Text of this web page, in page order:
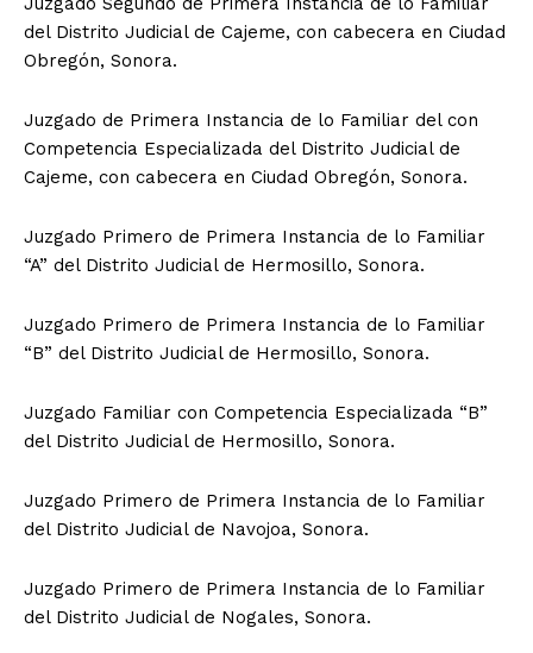
del Distrito Judicial de Cajeme, con cabecera en Ciudad
Obregón, Sonora.
Juzgado de Primera Instancia de lo Familiar del con
Competencia Especializada del Distrito Judicial de
Cajeme, con cabecera en Ciudad Obregón, Sonora.
Juzgado Primero de Primera Instancia de lo Familiar
“A” del Distrito Judicial de Hermosillo, Sonora.
Juzgado Primero de Primera Instancia de lo Familiar
“B” del Distrito Judicial de Hermosillo, Sonora.
Juzgado Familiar con Competencia Especializada “B”
del Distrito Judicial de Hermosillo, Sonora.
Juzgado Primero de Primera Instancia de lo Familiar
del Distrito Judicial de Navojoa, Sonora.
Juzgado Primero de Primera Instancia de lo Familiar
del Distrito Judicial de Nogales, Sonora.